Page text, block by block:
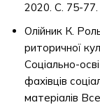
2020. С. 75-77.
Олійник К.
риторичної
Соціально-
фахівців
матеріалів